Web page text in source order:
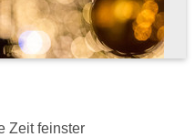
Zeit feinster